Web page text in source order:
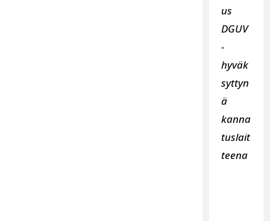
us
DGUV
-
hyväk
syttyn
ä
kanna
tuslait
teena